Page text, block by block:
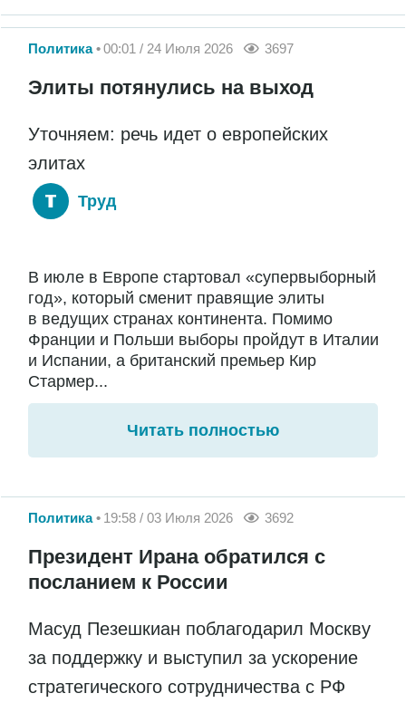
Политика 00:01 / 24 Июля 2026 3697
Элиты потянулись на выход
Уточняем: речь идет о европейских
элитах
Труд
В июле в Европе стартовал «супервыборный
год», который сменит правящие элиты
в ведущих странах континента. Помимо
Франции и Польши выборы пройдут в Италии
и Испании, а британский премьер Кир
Стармер...
Читать полностью
Политика 19:58 / 03 Июля 2026 3692
Президент Ирана обратился с
посланием к России
Масуд Пезешкиан поблагодарил Москву
за поддержку и выступил за ускорение
стратегического сотрудничества с РФ